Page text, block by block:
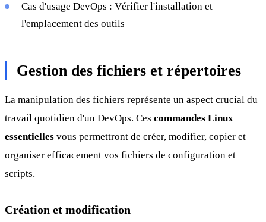
Cas d'usage DevOps : Vérifier l'installation et
l'emplacement des outils
Gestion des fichiers et répertoires
La manipulation des fichiers représente un aspect crucial du
travail quotidien d'un DevOps. Ces commandes Linux
essentielles vous permettront de créer, modifier, copier et
organiser efficacement vos fichiers de configuration et
scripts.
Création et modification